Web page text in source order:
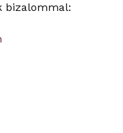
bizalommal: